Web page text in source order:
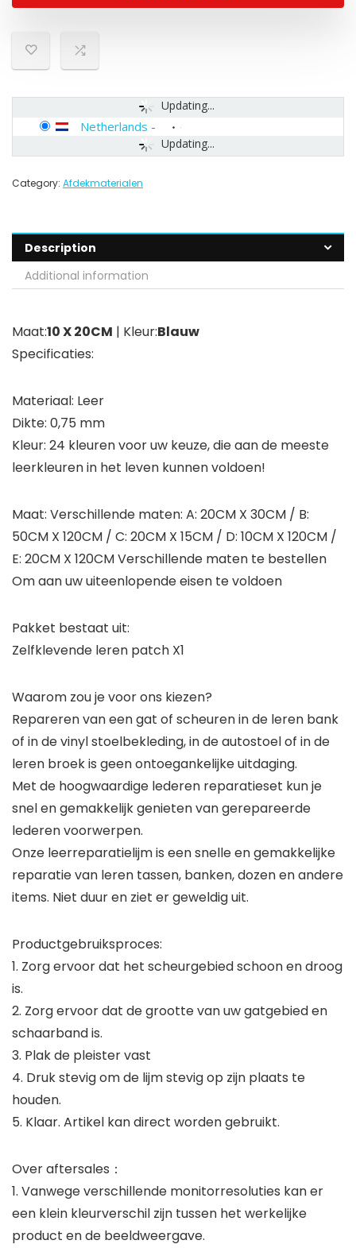
Updating...
Updating...
Netherlands -
Category: Afdekmaterialen
Description
Additional information
Maat:10 X 20CM | Kleur:Blauw
Specificaties:
Materiaal: Leer
Dikte: 0,75 mm
Kleur: 24 kleuren voor uw keuze, die aan de meeste
leerkleuren in het leven kunnen voldoen!
Maat: Verschillende maten: A: 20CM X 30CM / B:
50CM X 120CM / C: 20CM X 15CM / D: 10CM X 120CM /
E: 20CM X 120CM Verschillende maten te bestellen
Om aan uw uiteenlopende eisen te voldoen
Pakket bestaat uit:
Zelfklevende leren patch X1
Waarom zou je voor ons kiezen?
Repareren van een gat of scheuren in de leren bank
of in de vinyl stoelbekleding, in de autostoel of in de
leren broek is geen ontoegankelijke uitdaging.
Met de hoogwaardige lederen reparatieset kun je
snel en gemakkelijk genieten van gerepareerde
lederen voorwerpen.
Onze leerreparatielijm is een snelle en gemakkelijke
reparatie van leren tassen, banken, dozen en andere
items. Niet duur en ziet er geweldig uit.
Productgebruiksproces:
1. Zorg ervoor dat het scheurgebied schoon en droog
is.
2. Zorg ervoor dat de grootte van uw gatgebied en
schaarband is.
3. Plak de pleister vast
4. Druk stevig om de lijm stevig op zijn plaats te
houden.
5. Klaar. Artikel kan direct worden gebruikt.
Over aftersales：
1. Vanwege verschillende monitorresoluties kan er
een klein kleurverschil zijn tussen het werkelijke
product en de beeldweergave.